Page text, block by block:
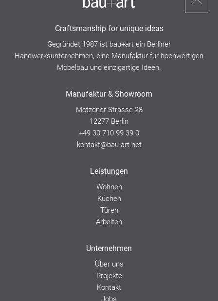
Leistungen
Wohnen
Küchen
Türen
Arbeiten
Unternehmen
Über uns
Projekte
Kontakt
Jobs
Manufaktur & Showroom
Motzener Strasse 28
12277 Berlin
+49 30 710 99 39 0
kontakt@bau-art.net
Craftsmanship for unique ideas
Gegründet 1987 ist bau+art ein Berliner
Handwerksunternehmen, eine Manufaktur für hochwertigen
Möbelbau und einzigartige Ideen.